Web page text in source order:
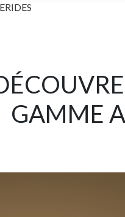
GAMME